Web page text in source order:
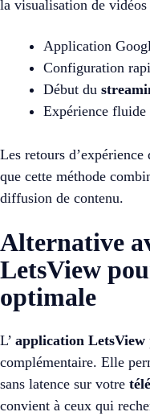
la visualisation de
Application
Configuration
Début du
Expérience fluide
Les retours
que cette méthode
diffusion de contenu.
Alternative
LetsView
optimale
L’ application LetsView
complémentaire. Elle
sans latence sur votre
convient à ceux qui